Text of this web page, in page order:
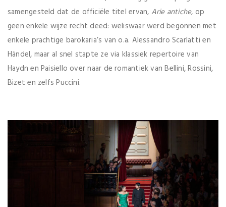
samengesteld dat de officiële titel ervan, Arie antiche, op
geen enkele wijze recht deed: weliswaar werd begonnen met
enkele prachtige barokaria’s van o.a. Alessandro Scarlatti en
Händel, maar al snel stapte ze via klassiek repertoire van
Haydn en Paisiello over naar de romantiek van Bellini, Rossini,
Bizet en zelfs Puccini.